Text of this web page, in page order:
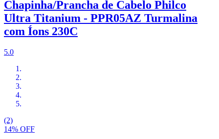
Chapinha/Prancha de Cabelo Philco
Ultra Titanium - PPR05AZ Turmalina
com Íons 230C
5.0
(2)
14% OFF